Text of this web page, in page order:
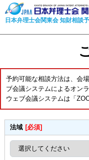
日本弁理士会関東会 知財相談
予約可能な相談方法は、会
ブ会議システムによるオン
ウェブ会議システムは「
法域 [必須]